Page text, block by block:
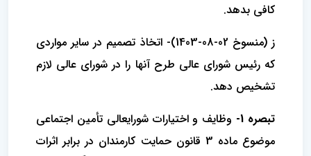
کافی بدهد.
ز (منسوخ 02-08-1403)- اتخاذ تصمیم در سایر مواردی
که رئیس شورای عالی طرح آنها را در شورای عالی لازم
تشخیص دهد.
تبصره 1-
وظایف و اختیارات شورایعالی تأمین اجتماعی
موضوع ماده 3 قانون حمایت کارمندان در برابر اثرات